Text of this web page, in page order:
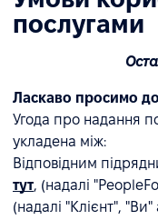
послугами
Ласкаво просимо
Угода про надання
укладена між:
Відповідним
тут, (надалі
(надалі "Клієнт",